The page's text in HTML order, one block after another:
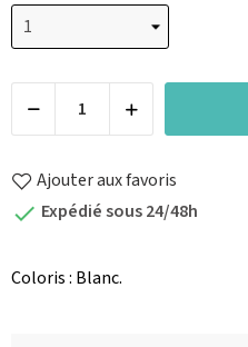
Ajouter aux favoris
 Expédié sous 24/48h
Coloris : Blanc.